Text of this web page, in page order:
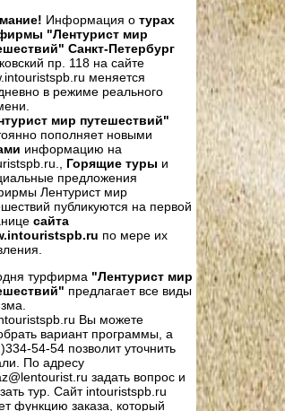
Информация о турах
"Лентурист мир
Санкт-Петербург
пр. 118 на сайте
меняется
в режиме реального
мир путешествий"
пополняет новыми
информацию на
Горящие туры и
предложения
Лентурист мир
публикуются на первой
сайта
по мере их
турфирма "Лентурист мир
предлагает все виды
Вы можете
вариант программы, а
54-54 позволит уточнить
По адресу
задать вопрос и
тур. Сайт intouristspb.ru
функцию заказа, который